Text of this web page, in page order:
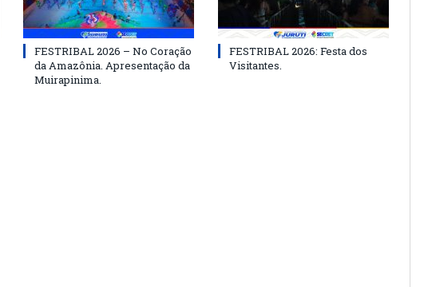
FESTRIBAL 2026 – No Coração
da Amazônia. Apresentação da
Muirapinima.
FESTRIBAL 2026: Festa dos
Visitantes.